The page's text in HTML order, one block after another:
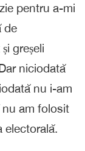
pentru a-mi
de
greșeli
niciodată
nu i-am
am folosit
electorală.